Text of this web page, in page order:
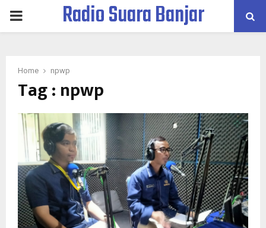
PRIMARYRadio Suara Banjar
Home npwp
Tag : npwp